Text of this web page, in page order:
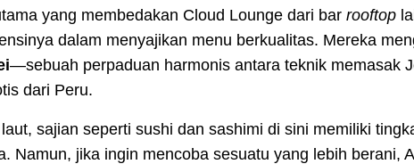
yang membedakan Cloud Lounge dari bar rooftop
dalam menyajikan menu berkualitas. Mereka
—sebuah perpaduan harmonis antara teknik memasak
dari Peru.
sajian seperti sushi dan sashimi di sini memiliki
Namun, jika ingin mencoba sesuatu yang lebih berani,